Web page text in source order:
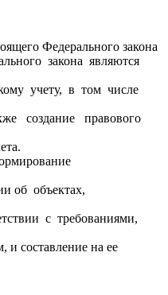
Федерального закона
закона являются
учету, в том числе
создание правового
об объектах,
с требованиями,
и составление на ее